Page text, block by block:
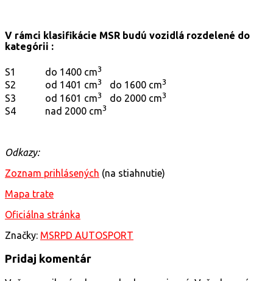
V rámci klasifikácie MSR budú vozidlá rozdelené do
kategórii :
S1 do 1400 cm3
S2 od 1401 cm3 do 1600 cm3
S3 od 1601 cm3 do 2000 cm3
S4 nad 2000 cm3
Odkazy:
Zoznam prihlásených (na stiahnutie)
Mapa trate
Oficiálna stránka
Značky: MSRPD AUTOSPORT
Pridaj komentár